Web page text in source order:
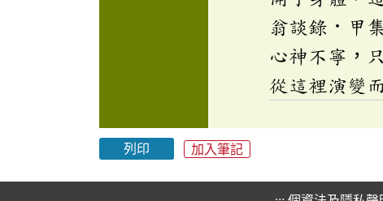
翁談錄．甲
心神不寧，
從這裡演變
列印 加入筆記